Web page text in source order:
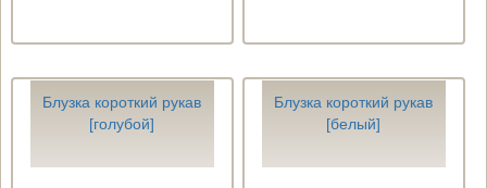
Блузка короткий рукав
[голубой]
Блузка короткий рукав
[белый]